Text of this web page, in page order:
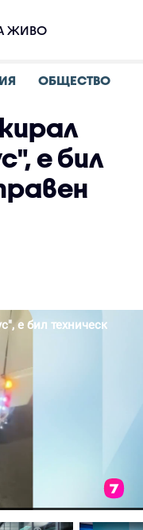
ЖИВО
ОБЩЕСТВО
е бил